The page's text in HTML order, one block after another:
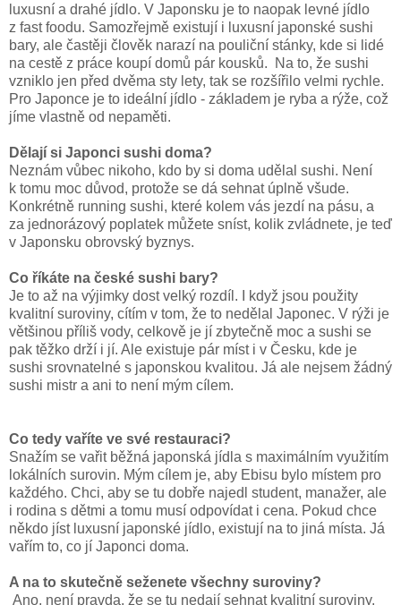
luxusní a drahé jídlo. V Japonsku je to naopak levné jídlo
z fast foodu. Samozřejmě existují i luxusní japonské sushi
bary, ale častěji člověk narazí na pouliční stánky, kde si lidé
na cestě z práce koupí domů pár kousků. Na to, že sushi
vzniklo jen před dvěma sty lety, tak se rozšířilo velmi rychle.
Pro Japonce je to ideální jídlo - základem je ryba a rýže, což
jíme vlastně od nepaměti.
Dělají si Japonci sushi doma?
Neznám vůbec nikoho, kdo by si doma udělal sushi. Není
k tomu moc důvod, protože se dá sehnat úplně všude.
Konkrétně running sushi, které kolem vás jezdí na pásu, a
za jednorázový poplatek můžete sníst, kolik zvládnete, je teď
v Japonsku obrovský byznys.
Co říkáte na české sushi bary?
Je to až na výjimky dost velký rozdíl. I když jsou použity
kvalitní suroviny, cítím v tom, že to nedělal Japonec. V rýži je
většinou příliš vody, celkově je jí zbytečně moc a sushi se
pak těžko drží i jí. Ale existuje pár míst i v Česku, kde je
sushi srovnatelné s japonskou kvalitou. Já ale nejsem žádný
sushi mistr a ani to není mým cílem.
Co tedy vaříte ve své restauraci?
Snažím se vařit běžná japonská jídla s maximálním využitím
lokálních surovin. Mým cílem je, aby Ebisu bylo místem pro
každého. Chci, aby se tu dobře najedl student, manažer, ale
i rodina s dětmi a tomu musí odpovídat i cena. Pokud chce
někdo jíst luxusní japonské jídlo, existují na to jiná místa. Já
vařím to, co jí Japonci doma.
A na to skutečně seženete všechny suroviny?
Ano, není pravda, že se tu nedají sehnat kvalitní suroviny.